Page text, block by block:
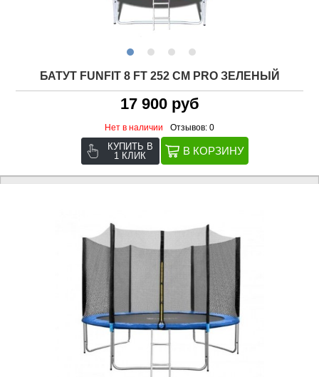
БАТУТ FUNFIT 8 FT 252 СМ PRO ЗЕЛЕНЫЙ
17 900 руб
Нет в наличии Отзывов: 0
КУПИТЬ В
1 КЛИК